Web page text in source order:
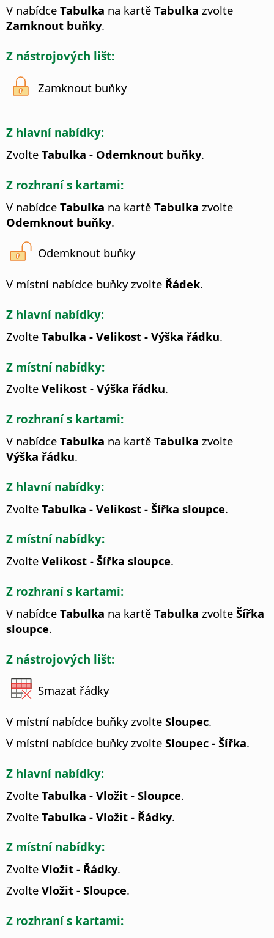
V nabídce Tabulka na kartě Tabulka zvolte
Zamknout buňky.
Z nástrojových lišt:
Zamknout buňky
Z hlavní nabídky:
Zvolte Tabulka - Odemknout buňky.
Z rozhraní s kartami:
V nabídce Tabulka na kartě Tabulka zvolte
Odemknout buňky.
Odemknout buňky
V místní nabídce buňky zvolte Řádek.
Z hlavní nabídky:
Zvolte Tabulka - Velikost - Výška řádku.
Z místní nabídky:
Zvolte Velikost - Výška řádku.
Z rozhraní s kartami:
V nabídce Tabulka na kartě Tabulka zvolte
Výška řádku.
Z hlavní nabídky:
Zvolte Tabulka - Velikost - Šířka sloupce.
Z místní nabídky:
Zvolte Velikost - Šířka sloupce.
Z rozhraní s kartami:
V nabídce Tabulka na kartě Tabulka zvolte Šířka
sloupce.
Z nástrojových lišt:
Smazat řádky
V místní nabídce buňky zvolte Sloupec.
V místní nabídce buňky zvolte Sloupec - Šířka.
Z hlavní nabídky:
Zvolte Tabulka - Vložit - Sloupce.
Zvolte Tabulka - Vložit - Řádky.
Z místní nabídky:
Zvolte Vložit - Řádky.
Zvolte Vložit - Sloupce.
Z rozhraní s kartami: